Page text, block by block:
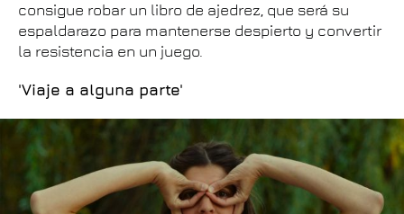
consigue robar un libro de ajedrez, que será su
espaldarazo para mantenerse despierto y convertir
la resistencia en un juego.
'Viaje a alguna parte'